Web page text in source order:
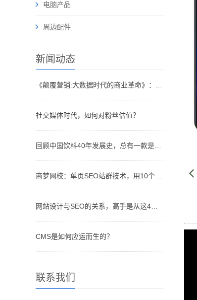
电脑产品
周边配件
新闻动态
社交媒体时代，如何对粉丝估值？
CMS是如何应运而生的？
联系我们